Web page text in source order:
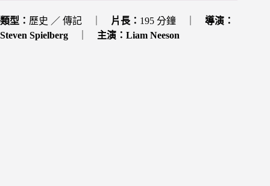
類型： 歷史 ／ 傳記 ｜ 片長： 195 分鐘 ｜ 導演：
Steven Spielberg
主演： Liam Neeson